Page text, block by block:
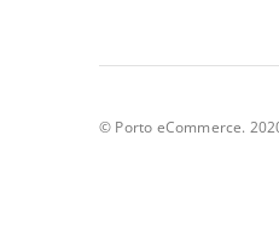
© Porto eCommerce.